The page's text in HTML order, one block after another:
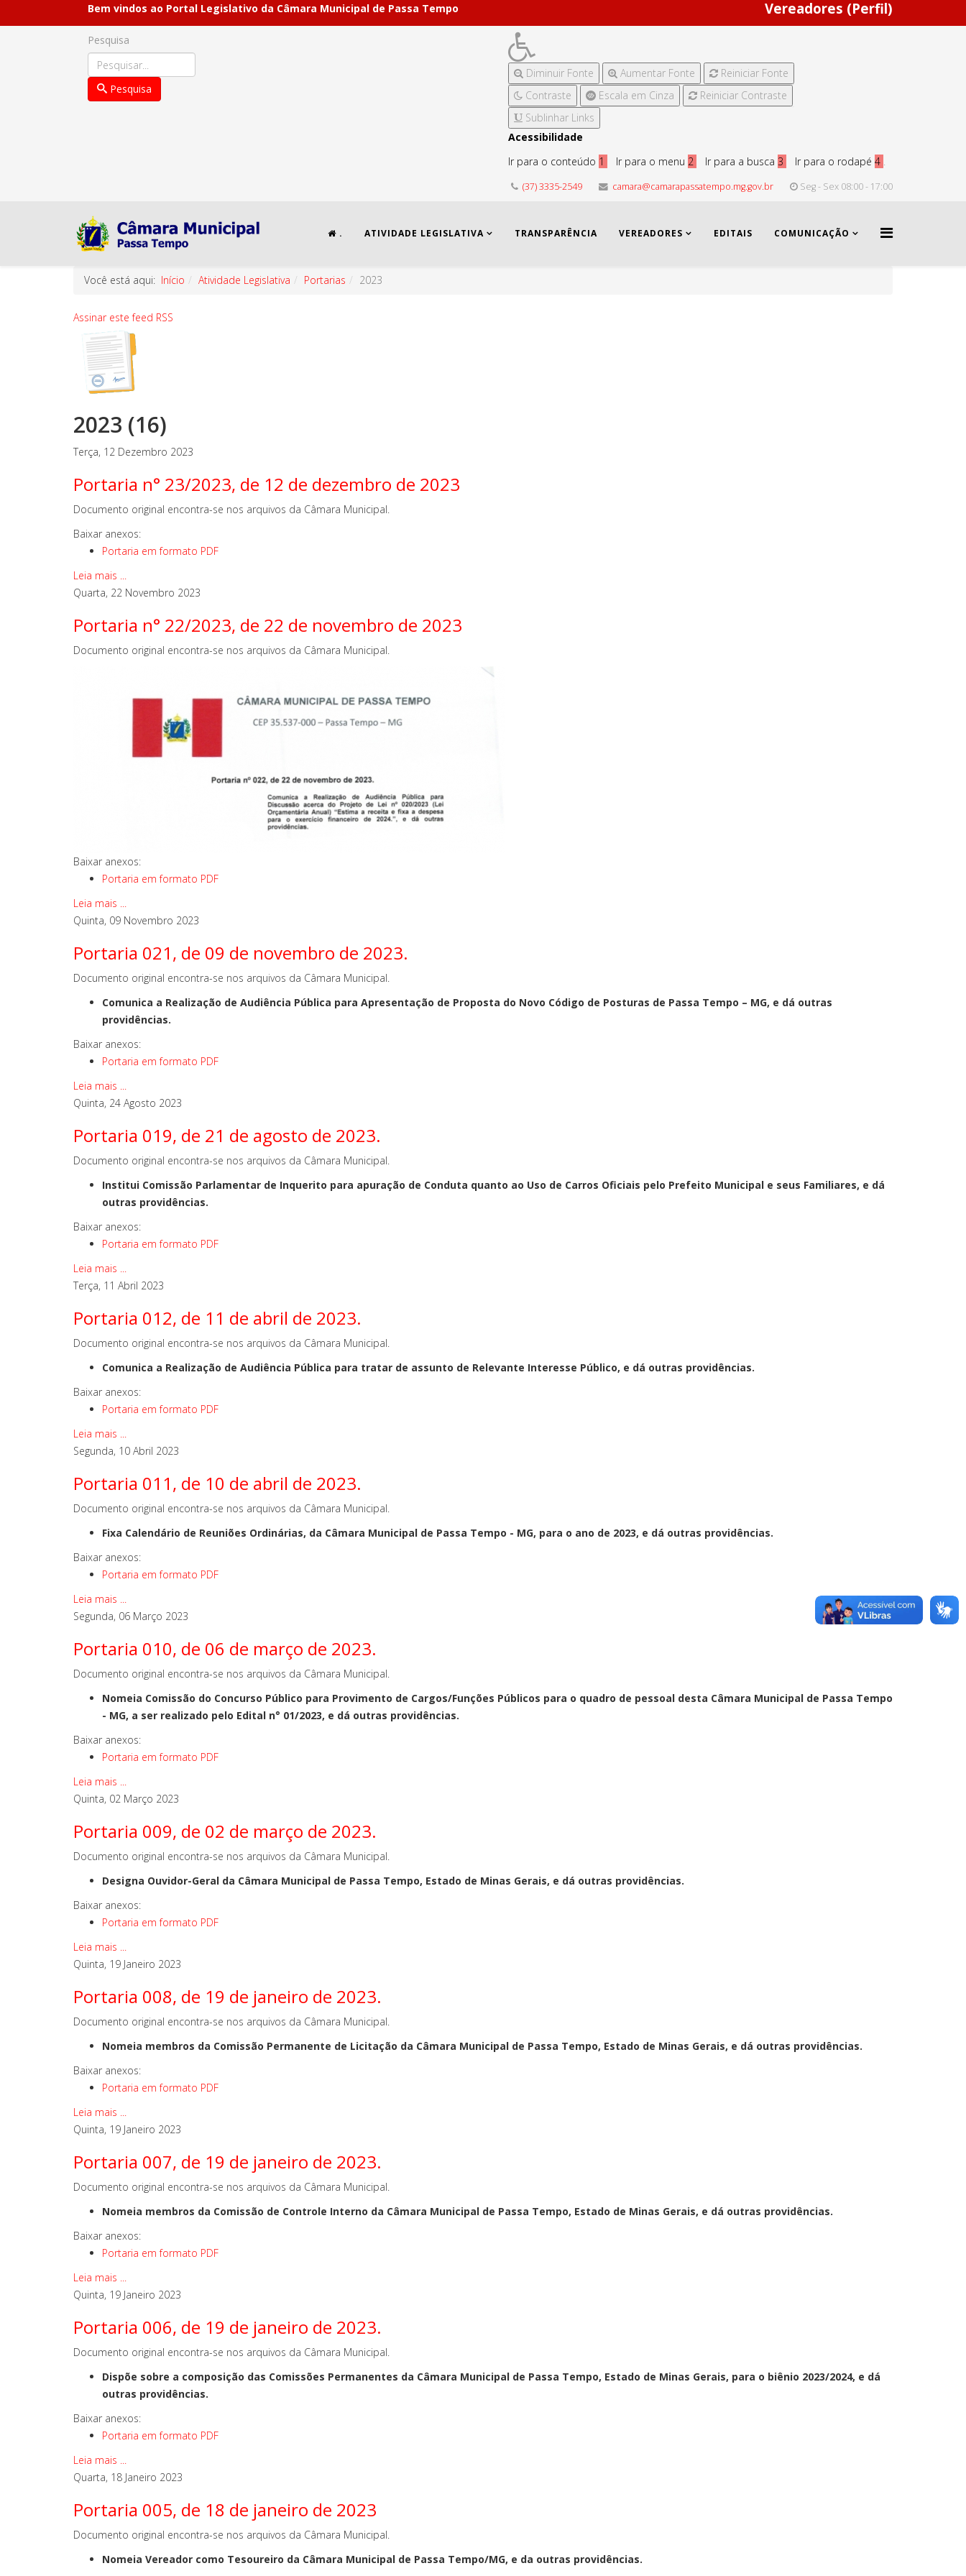
Bem vindos ao Portal Legislativo da Câmara Municipal de Passa Tempo Vereadores (Perfil)
Pesquisa
Pesquisa
Diminuir Fonte Aumentar Fonte
Reiniciar Fonte
Contraste
Escala em Cinza
Reiniciar Contraste
Sublinhar Links
Acessibilidade
Ir para o conteúdo 1 Ir para o menu 2 Ir para a busca 3 Ir para o rodapé 4 .
(37) 3335-2549 camara@camarapassatempo.mg.gov.br Seg - Sex 08:00 - 17:00
. ATIVIDADE LEGISLATIVA TRANSPARÊNCIA VEREADORES EDITAIS COMUNICAÇÃO
Você está aqui: Início Atividade Legislativa Portarias 2023
Assinar este feed RSS
2023 (16)
Terça, 12 Dezembro 2023
Portaria n° 23/2023, de 12 de dezembro de 2023
Documento original encontra-se nos arquivos da Câmara Municipal.
Baixar anexos:
Portaria em formato PDF
Leia mais ...
Quarta, 22 Novembro 2023
Portaria n° 22/2023, de 22 de novembro de 2023
Documento original encontra-se nos arquivos da Câmara Municipal.
Baixar anexos:
Portaria em formato PDF
Leia mais ...
Quinta, 09 Novembro 2023
Portaria 021, de 09 de novembro de 2023.
Documento original encontra-se nos arquivos da Câmara Municipal.
Comunica a Realização de Audiência Pública para Apresentação de Proposta do Novo Código de Posturas de Passa Tempo – MG, e dá outras
providências.
Baixar anexos:
Portaria em formato PDF
Leia mais ...
Quinta, 24 Agosto 2023
Portaria 019, de 21 de agosto de 2023.
Documento original encontra-se nos arquivos da Câmara Municipal.
Institui Comissão Parlamentar de Inquerito para apuração de Conduta quanto ao Uso de Carros Oficiais pelo Prefeito Municipal e seus Familiares, e dá
outras providências.
Baixar anexos:
Portaria em formato PDF
Leia mais ...
Terça, 11 Abril 2023
Portaria 012, de 11 de abril de 2023.
Documento original encontra-se nos arquivos da Câmara Municipal.
Comunica a Realização de Audiência Pública para tratar de assunto de Relevante Interesse Público, e dá outras providências.
Baixar anexos:
Portaria em formato PDF
Leia mais ...
Segunda, 10 Abril 2023
Portaria 011, de 10 de abril de 2023.
Documento original encontra-se nos arquivos da Câmara Municipal.
Fixa Calendário de Reuniões Ordinárias, da Câmara Municipal de Passa Tempo - MG, para o ano de 2023, e dá outras providências.
Baixar anexos:
Portaria em formato PDF
Leia mais ...
Segunda, 06 Março 2023
Portaria 010, de 06 de março de 2023.
Documento original encontra-se nos arquivos da Câmara Municipal.
Nomeia Comissão do Concurso Público para Provimento de Cargos/Funções Públicos para o quadro de pessoal desta Câmara Municipal de Passa Tempo
- MG, a ser realizado pelo Edital n° 01/2023, e dá outras providências.
Baixar anexos:
Portaria em formato PDF
Leia mais ...
Quinta, 02 Março 2023
Portaria 009, de 02 de março de 2023.
Documento original encontra-se nos arquivos da Câmara Municipal.
Designa Ouvidor-Geral da Câmara Municipal de Passa Tempo, Estado de Minas Gerais, e dá outras providências.
Baixar anexos:
Portaria em formato PDF
Leia mais ...
Quinta, 19 Janeiro 2023
Portaria 008, de 19 de janeiro de 2023.
Documento original encontra-se nos arquivos da Câmara Municipal.
Nomeia membros da Comissão Permanente de Licitação da Câmara Municipal de Passa Tempo, Estado de Minas Gerais, e dá outras providências.
Baixar anexos:
Portaria em formato PDF
Leia mais ...
Quinta, 19 Janeiro 2023
Portaria 007, de 19 de janeiro de 2023.
Documento original encontra-se nos arquivos da Câmara Municipal.
Nomeia membros da Comissão de Controle Interno da Câmara Municipal de Passa Tempo, Estado de Minas Gerais, e dá outras providências.
Baixar anexos:
Portaria em formato PDF
Leia mais ...
Quinta, 19 Janeiro 2023
Portaria 006, de 19 de janeiro de 2023.
Documento original encontra-se nos arquivos da Câmara Municipal.
Dispõe sobre a composição das Comissões Permanentes da Câmara Municipal de Passa Tempo, Estado de Minas Gerais, para o biênio 2023/2024, e dá
outras providências.
Baixar anexos:
Portaria em formato PDF
Leia mais ...
Quarta, 18 Janeiro 2023
Portaria 005, de 18 de janeiro de 2023
Documento original encontra-se nos arquivos da Câmara Municipal.
Nomeia Vereador como Tesoureiro da Câmara Municipal de Passa Tempo/MG, e da outras providências.